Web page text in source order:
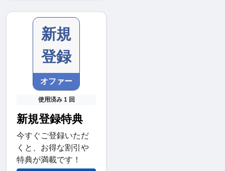
新規
登録
オファー
使用済み 1 回
新規登録特典
今すぐご登録いただ
くと、お得な割引や
特典が満載です！